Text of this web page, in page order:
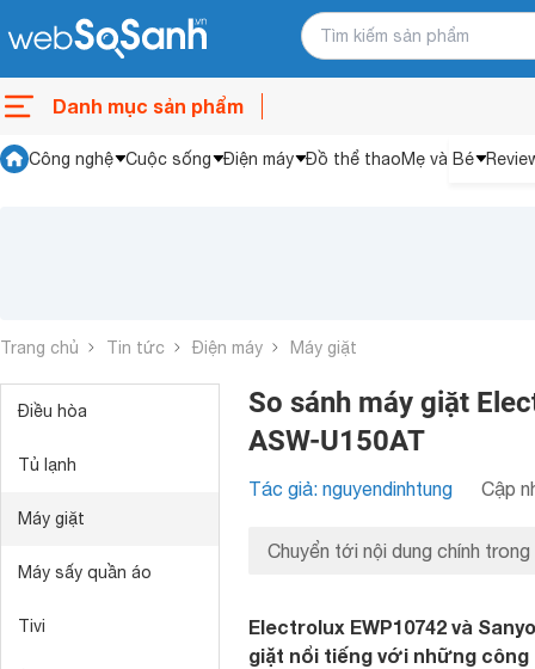
Danh mục sản phẩm
Công nghệ Cuộc sống Điện máy Đồ thể thaoMẹ và Bé
Trang chủ Tin tức Điện máy Máy giặt
Điều hòa
Tủ lạnh
Máy giặt
Máy sấy quần áo
Tivi
So sánh máy giặt
ASW-U150AT
Tác giả: nguyendinhtung Cập
Chuyển tới nội dung chính trong
Electrolux EWP10742 và
giặt nổi tiếng với những công